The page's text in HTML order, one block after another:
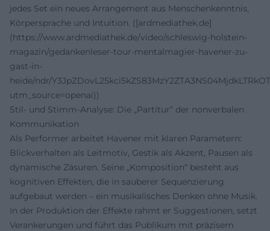
jedes Set ein neues Arrangement aus Menschenkenntnis,
Körpersprache und Intuition. ([ardmediathek.de]
(https://www.ardmediathek.de/video/schleswig-holstein-
magazin/gedankenleser-tour-mentalmagier-havener-zu-
gast-in-
heide/ndr/
utm_source=openai))
Stil- und Stimm-Analyse: Die „Partitur“ der nonverbalen
Kommunikation
Als Performer arbeitet Havener mit klaren Parametern:
Blickverhalten als Leitmotiv, Gestik als Akzent, Pausen als
dynamische Zäsuren. Seine „Komposition“ besteht aus
kognitiven Effekten, die in sauberer Sequenzierung
aufgebaut werden – ein musikalisches Denken ohne Musik.
In der Produktion der Effekte rahmt er Suggestionen, setzt
Verankerungen und führt das Publikum mit präzisem